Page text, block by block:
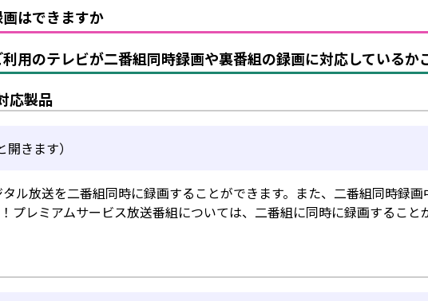
はできますか
用のテレビが二番組同時録画や裏番組の録画に対応しているか
応製品
きます）
ル放送を二番組同時に録画することができます。また、二番組同時録画
プレミアムサービス放送番組については、二番組に同時に録画するこ